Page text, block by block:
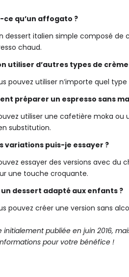
ce qu’un affogato ?
dessert italien simple composé
chaud.
utiliser d’autres types de
pouvez utiliser n’importe quel
préparer un espresso sans
utiliser une cafetière moka
substitution.
variations puis-je essayer ?
essayer des versions avec du
une touche croquante.
dessert adapté aux enfants ?
pouvez créer une version sans
initialement publiée en juin 2016,
pour votre bénéfice !